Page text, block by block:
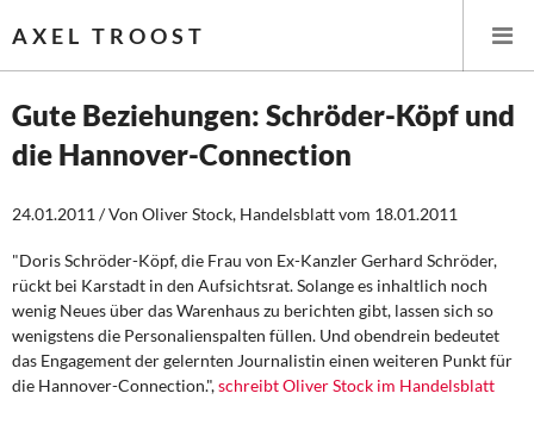
AXEL TROOST
Startseite
Themen
Leitlinien linker Wirtschafts- und Finanzpolitik
Wirtschaftspolitik
Steuer- und Finanzpolitik
Gute Beziehungen: Schröder-Köpf und
die Hannover-Connection
24.01.2011 / Von Oliver Stock, Handelsblatt vom 18.01.2011
"Doris Schröder-Köpf, die Frau von Ex-Kanzler Gerhard Schröder,
rückt bei Karstadt in den Aufsichtsrat. Solange es inhaltlich noch
wenig Neues über das Warenhaus zu berichten gibt, lassen sich so
wenigstens die Personalienspalten füllen. Und obendrein bedeutet
das Engagement der gelernten Journalistin einen weiteren Punkt für
die Hannover-Connection.",schreibt Oliver Stock im Handelsblatt